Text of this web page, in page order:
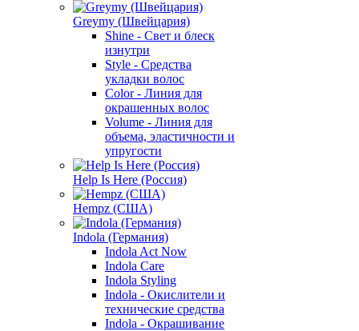
Greymy (Швейцария)
Shine - Свет и блеск
изнутри
Style - Средства
укладки волос
Color - Линия для
окрашенных волос
Volume - Линия для
объема, эластичности и
упругости
Help Is Here (Россия)
Hempz (США)
Indola (Германия)
Indola Act Now
Indola Care
Indola Styling
Indola - Окислители и
технические средства
Indola - Окрашивание